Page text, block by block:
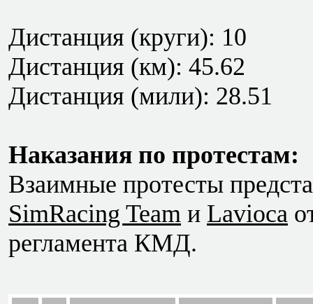
Дистанция (круги): 10
Дистанция (км): 45.62
Дистанция (мили): 28.51
Наказания по протестам:
Взаимные протесты
SimRacing Team и Lavioca
регламента КМД.